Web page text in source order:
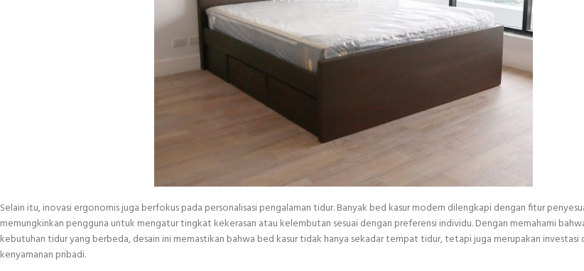
Selain itu, inovasi ergonomis juga berfokus pada personalisasi pengalaman tidur. Banyak bed kasur modern dilengkapi dengan fitur
memungkinkan pengguna untuk mengatur tingkat kekerasan atau kelembutan sesuai dengan preferensi individu. Dengan memahami
kebutuhan tidur yang berbeda, desain ini memastikan bahwa bed kasur tidak hanya sekadar tempat tidur, tetapi juga merupakan investasi
kenyamanan pribadi.